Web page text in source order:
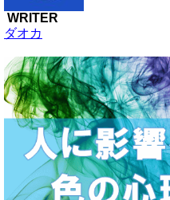
WRITER
ダオカ